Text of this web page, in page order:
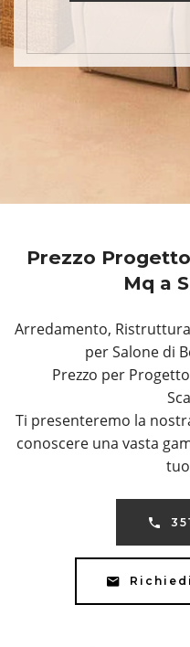
Prezzo
Mq a
Arredamento,
per Salone di
Prezzo per
Ti presenteremo la
conoscere una vasta